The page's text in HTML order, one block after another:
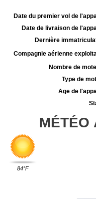
Date du premier vol de
Date de livraison de
Dernière
Compagnie aérienne
Nombre de
Type de
Age de
MÉTÉO
84°F